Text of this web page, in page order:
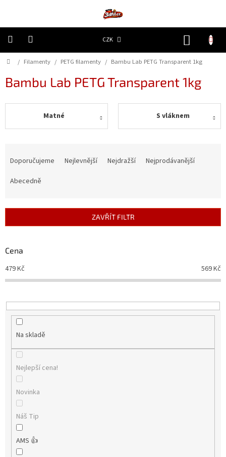
CZK
náhradní
díly
Novinky
Zakázková
Články
Slovníček
pojmů
Program
školy
Značky
Měna
(CZK)
Přihlášení
Domů
/ Filamenty / PETG filamenty / Bambu Lab PETG Transparent 1kg
Bambu Lab PETG Transparent 1kg
Matné S vláknem
r
d
k
t
Doporučujeme Nejlevnější Nejdražší
Nejprodávanější
Abecedně
ZAVŘÍT FILTR
Cena
479Kč 569Kč
Na skladě
Nejlepší cena!
Novinka
Náš Tip
AMS 👍